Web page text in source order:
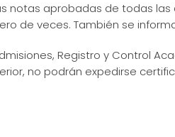
notas aprobadas de todas
de veces. También se
Registro y Control
no podrán expedirse